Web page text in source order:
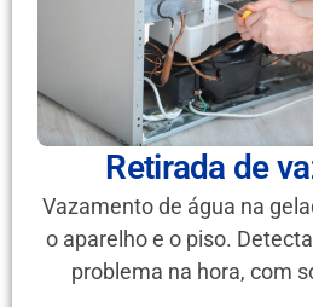
Retirada de
Vazamento de água na
o aparelho e o piso.
problema na hora, com